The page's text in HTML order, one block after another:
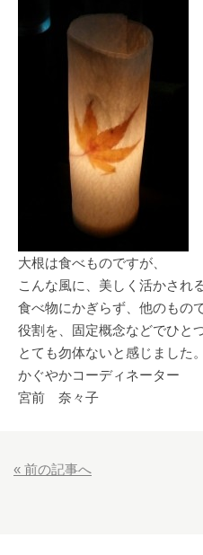
大根は食べものですが、
こんな風に、美しく活かされ
食べ物にかぎらず、他のもの
役割を、固定概念などでひと
とても勿体ないと感じました。
かぐやかコーディネーター
宮前 奈々子
« 前の記事へ